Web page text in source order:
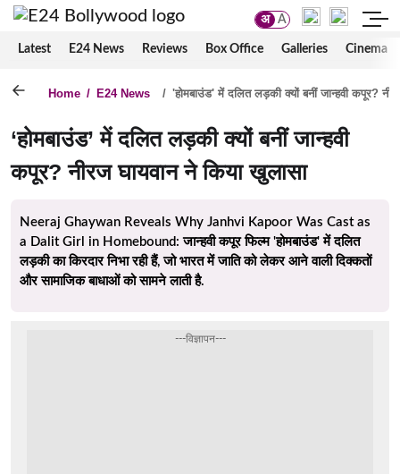
अ A
Latest E24 News Reviews Box Office Galleries Cinema
Home / E24 News / 'होमबाउंड' में दलित लड़की क्यों बनीं जान्हवी कपूर?
‘होमबाउंड’ में दलित लड़की क्यों बनीं जान्हवी
कपूर? नीरज घायवान ने किया खुलासा
Neeraj Ghaywan Reveals Why Janhvi Kapoor Was Cast as
a Dalit Girl in Homebound: जान्हवी कपूर फिल्म 'होमबाउंड' में दलित
लड़की का किरदार निभा रही हैं, जो भारत में जाति को लेकर आने वाली दिक्कतों
और सामाजिक बाधाओं को सामने लाती है.
---विज्ञापन---